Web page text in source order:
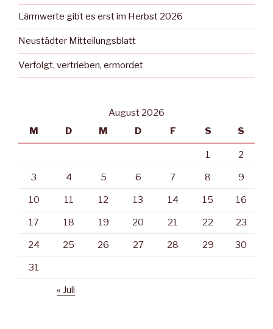
Lärmwerte gibt es erst im Herbst 2026
Neustädter Mitteilungsblatt
Verfolgt, vertrieben, ermordet
August 2026
M
D M D F S S
1 2
3 4 5 6 7 8 9
10 11 12 13 14 15 16
17 18 19 20 21 22 23
24 25 26 27 28 29 30
31
« Juli